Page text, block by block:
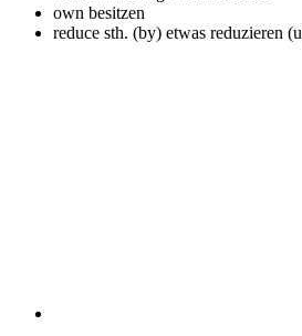
own besitzen
reduce sth. (by) etwas reduzieren